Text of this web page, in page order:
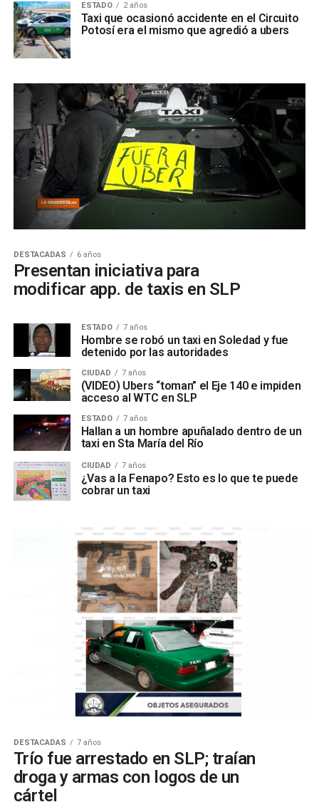
ESTADO 2 años
Taxi que ocasionó accidente en el Circuito
Potosí era el mismo que agredió a ubers
DESTACADAS 6 años
Presentan iniciativa para
modificar app. de taxis en SLP
ESTADO 7 años
Hombre se robó un taxi en Soledad y fue
detenido por las autoridades
CIUDAD 7 años
(VIDEO) Ubers “toman” el Eje 140 e impiden
acceso al WTC en SLP
ESTADO 7 años
Hallan a un hombre apuñalado dentro de un
taxi en Sta María del Río
CIUDAD 7 años
¿Vas a la Fenapo? Esto es lo que te puede
cobrar un taxi
DESTACADAS 7 años
Trío fue arrestado en SLP; traían
droga y armas con logos de un
cártel